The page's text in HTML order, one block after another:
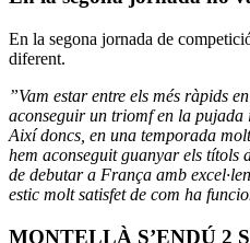
En la segona jornada de
diferent.
”Vam estar entre els més ràpids
aconseguir un triomf en la
Així doncs, en una temporada
hem aconseguit guanyar els títols
de debutar a França amb
estic molt satisfet de com ha
MONTELLÀ S’ENDÚ 2